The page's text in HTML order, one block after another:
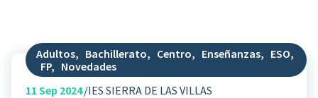
Adultos, Bachillerato, Centro, Enseñanzas, ESO,
FP, Novedades
11 Sep 2024 IES SIERRA DE LAS VILLAS